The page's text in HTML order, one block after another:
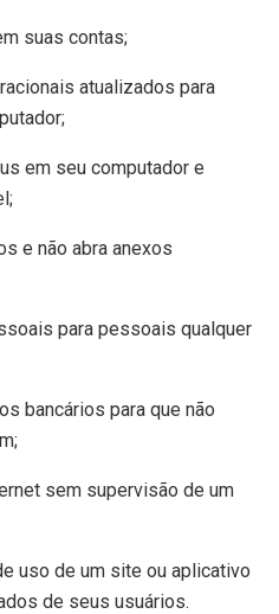
suas contas;
atualizados para
em seu computador e
e não abra anexos
para pessoais qualquer
bancários para que não
sem supervisão de um
uso de um site ou aplicativo
de seus usuários.